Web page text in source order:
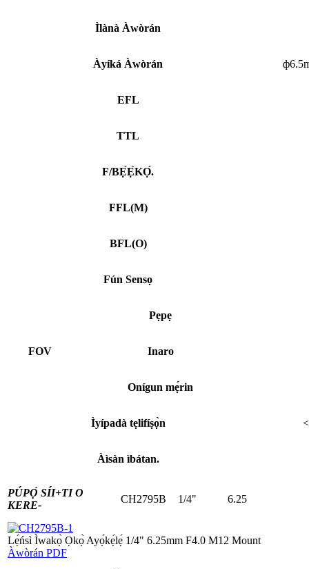
Ìlànà Àwòrán
Àyíká Àwòrán
EFL
TTL
F/BẸ́Ẹ̀KỌ́.
FFL(M)
BFL(O)
Fún Sensọ
FOV
Pẹpẹ
Inaro
Onígun mẹ́rin
Ìyípadà tẹlifíṣọ̀n
Àìsàn ìbátan.
PÚPỌ̀ SÍI+TI O
KERE-
CH2795B 1/4" 6.25
Lẹ́ńsì Ìwakọ̀ Ọkọ̀ Ayọ́kẹ́lẹ́ 1/4" 6.25mm F4.0 M12 Mount
Àwòrán PDF